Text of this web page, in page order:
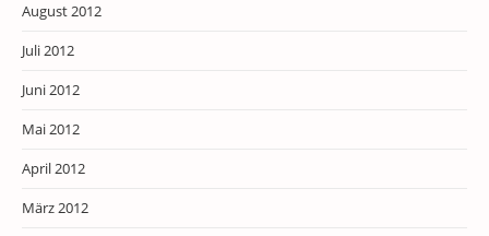
August 2012
Juli 2012
Juni 2012
Mai 2012
April 2012
März 2012